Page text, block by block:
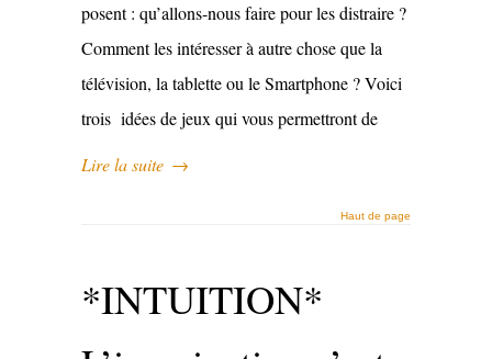
posent : qu’allons-nous faire pour les distraire ?
Comment les intéresser à autre chose que la
télévision, la tablette ou le Smartphone ? Voici
trois idées de jeux qui vous permettront de
Lire la suite →
Haut de page
*INTUITION*